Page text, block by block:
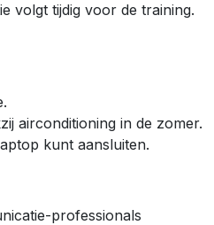
volgt tijdig voor de training.
airconditioning in de zomer.
kunt aansluiten.
professionals